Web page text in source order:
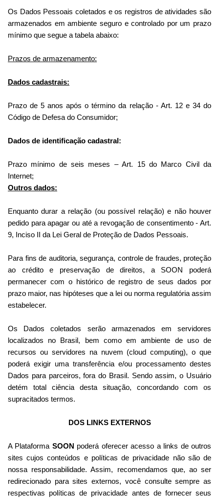
Os Dados Pessoais coletados e os registros de atividades são
armazenados em ambiente seguro e controlado por um prazo
mínimo que segue a tabela abaixo:
Prazos de armazenamento:
Dados cadastrais:
Prazo de 5 anos após o término da relação - Art. 12 e 34 do
Código de Defesa do Consumidor;
Dados de identificação cadastral:
Prazo mínimo de seis meses – Art. 15 do Marco Civil da
Internet;
Outros dados:
Enquanto durar a relação (ou possível relação) e não houver
pedido para apagar ou até a revogação de consentimento - Art.
9, Inciso II da Lei Geral de Proteção de Dados Pessoais.
Para fins de auditoria, segurança, controle de fraudes, proteção
ao crédito e preservação de direitos, a SOON poderá
permanecer com o histórico de registro de seus dados por
prazo maior, nas hipóteses que a lei ou norma regulatória assim
estabelecer.
Os Dados coletados serão armazenados em servidores
localizados no Brasil, bem como em ambiente de uso de
recursos ou servidores na nuvem (cloud computing), o que
poderá exigir uma transferência e/ou processamento destes
Dados para parceiros, fora do Brasil. Sendo assim, o Usuário
detém total ciência desta situação, concordando com os
supracitados termos.
DOS LINKS EXTERNOS
A Plataforma SOON poderá oferecer acesso a links de outros
sites cujos conteúdos e políticas de privacidade não são de
nossa responsabilidade. Assim, recomendamos que, ao ser
redirecionado para sites externos, você consulte sempre as
respectivas políticas de privacidade antes de fornecer seus